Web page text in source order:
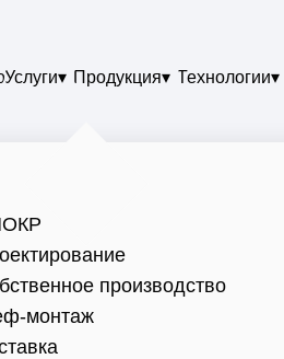
Услуги▾ Продукция▾ Технологии▾
производство
монтаж